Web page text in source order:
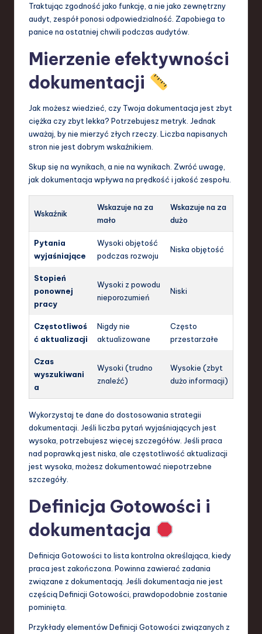
Traktując zgodność jako funkcję, a nie jako zewnętrzny
audyt, zespół ponosi odpowiedzialność. Zapobiega to
panice na ostatniej chwili podczas audytów.
Mierzenie efektywności
dokumentacji
Jak możesz wiedzieć, czy Twoja dokumentacja jest zbyt
ciężka czy zbyt lekka? Potrzebujesz metryk. Jednak
uważaj, by nie mierzyć złych rzeczy. Liczba napisanych
stron nie jest dobrym wskaźnikiem.
Skup się na wynikach, a nie na wynikach. Zwróć uwagę,
jak dokumentacja wpływa na prędkość i jakość zespołu.
Wskaźnik
Wskazuje na za
mało
Wskazuje na za
dużo
Pytania
wyjaśniające
Wysoki objętość
podczas rozwoju
Niska objętość
Stopień
ponownej
pracy
Wysoki z powodu
nieporozumień
Niski
Częstotliwoś
ć aktualizacji
Nigdy nie
aktualizowane
Często
przestarzałe
Czas
wyszukiwani
a
Wysoki (trudno
znaleźć)
Wysokie (zbyt
dużo informacji)
Wykorzystaj te dane do dostosowania strategii
dokumentacji. Jeśli liczba pytań wyjaśniających jest
wysoka, potrzebujesz więcej szczegółów. Jeśli praca
nad poprawką jest niska, ale częstotliwość aktualizacji
jest wysoka, możesz dokumentować niepotrzebne
szczegóły.
Definicja Gotowości i
dokumentacja
Definicja Gotowości to lista kontrolna określająca, kiedy
praca jest zakończona. Powinna zawierać zadania
związane z dokumentacją. Jeśli dokumentacja nie jest
częścią Definicji Gotowości, prawdopodobnie zostanie
pominięta.
Przykłady elementów Definicji Gotowości związanych z